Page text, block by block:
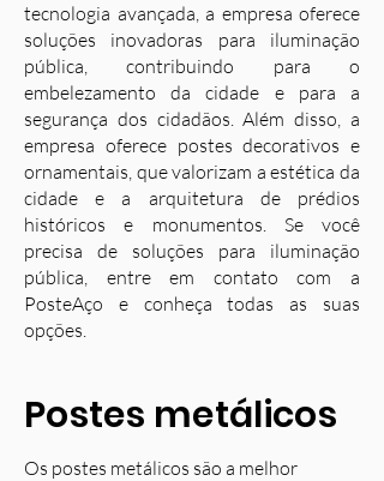
tecnologia avançada, a empresa oferece
soluções inovadoras para iluminação
pública, contribuindo para o
embelezamento da cidade e para a
segurança dos cidadãos. Além disso, a
empresa oferece postes decorativos e
ornamentais, que valorizam a estética da
cidade e a arquitetura de prédios
históricos e monumentos. Se você
precisa de soluções para iluminação
pública, entre em contato com a
PosteAço e conheça todas as suas
opções.
Postes metálicos
Os postes metálicos são a melhor